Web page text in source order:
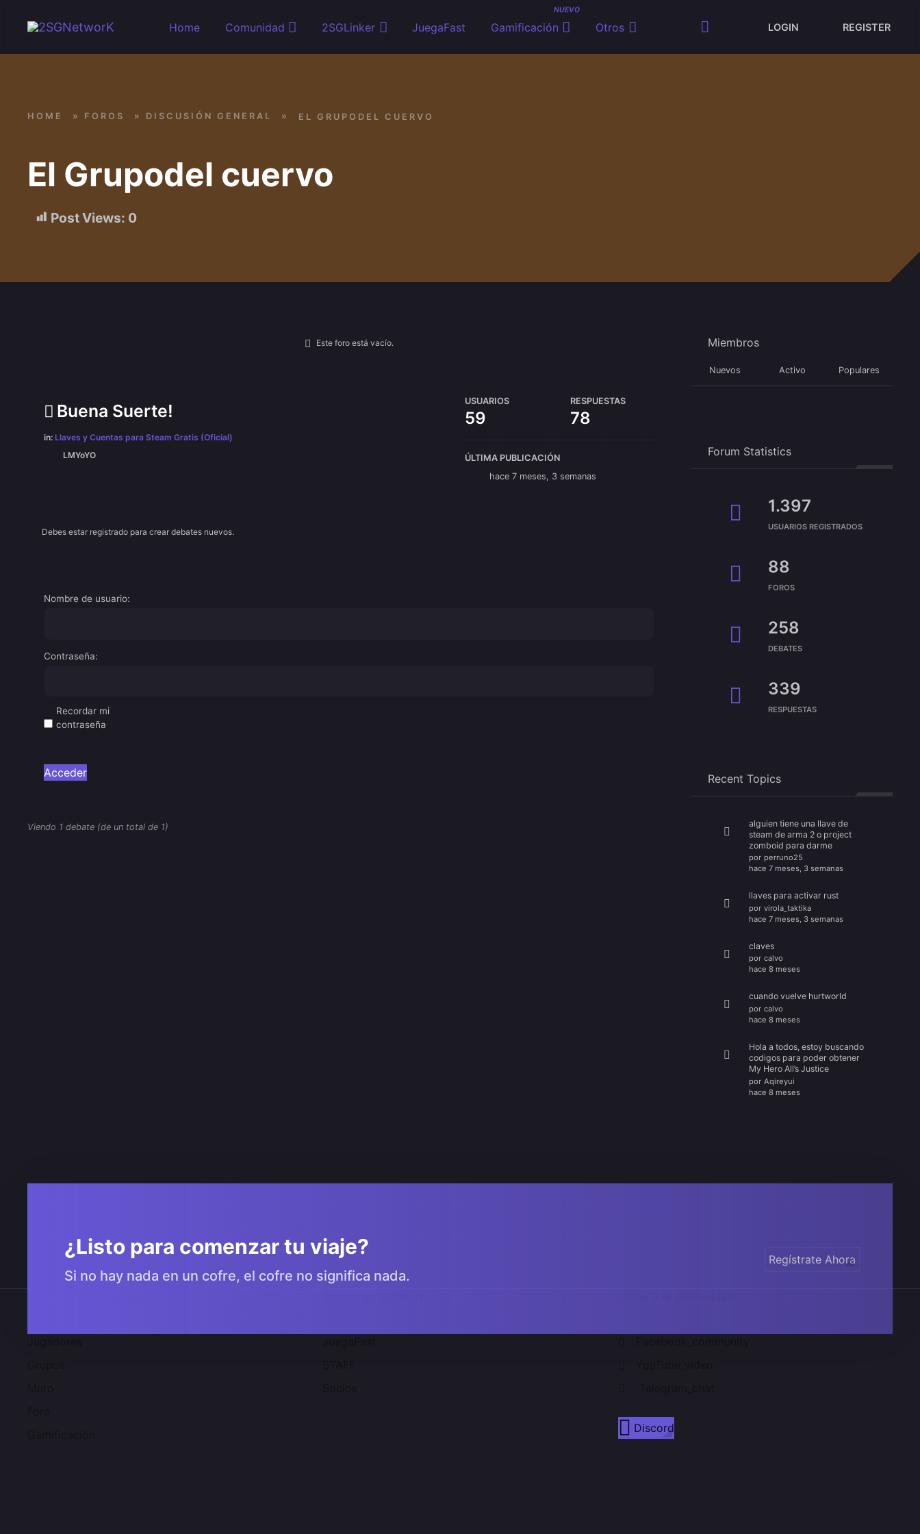
Home
Comunidad 2SGLinker JuegaFast Gamificación
NUEVO
Otros LOGIN REGISTER
El Grupodel cuervo
Post Views: 0
HOME » FOROS » DISCUSIÓN GENERAL » EL GRUPODEL CUERVO
Este foro está vacío.
Viendo 1 debate (de un total de 1)
Buena Suerte!
in:Llaves y Cuentas para Steam Gratis (Oficial)
LMYoYO
USUARIOS
59
RESPUESTAS
78
ÚLTIMA PUBLICACIÓN
hace 7 meses, 3 semanas
Debes estar registrado para crear debates nuevos.
Nombre de usuario:
Contraseña:
Recordar mi
contraseña
Acceder
Miembros
Nuevos Activo Populares
Forum Statistics
1.397
USUARIOS REGISTRADOS
88
FOROS
258
DEBATES
339
RESPUESTAS
Recent Topics
alguien tiene una llave de
steam de arma 2 o project
zomboid para darme
por perruno25
hace 7 meses, 3 semanas
llaves para activar rust
por virola_taktika
hace 7 meses, 3 semanas
claves
por calvo
hace 8 meses
cuando vuelve hurtworld
por calvo
hace 8 meses
Hola a todos, estoy buscando
codigos para poder obtener
My Hero All’s Justice
por Aqireyui
hace 8 meses
¿Listo para comenzar tu viaje?
Si no hay nada en un cofre, el cofre no significa nada.
Regístrate Ahora
Discord